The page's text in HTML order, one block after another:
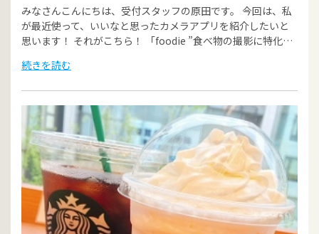
みなさんこんにちは、受付スタッフの原田です。 今回は、私
が最近使って、いいなと思ったカメラアプリを紹介したいと
思います！ それがこちら！ 「foodie ”食べ物の撮影に特化…
続きを読む